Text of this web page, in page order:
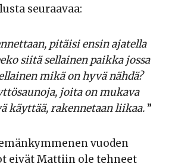
seuraavaa:
pitäisi ensin ajatella
siitä sellainen paikka jossa
mikä on hyvä nähdä?
joita on mukava
käyttää, rakennetaan liikaa. ”
vuoden
eivät Mattiin ole tehneet